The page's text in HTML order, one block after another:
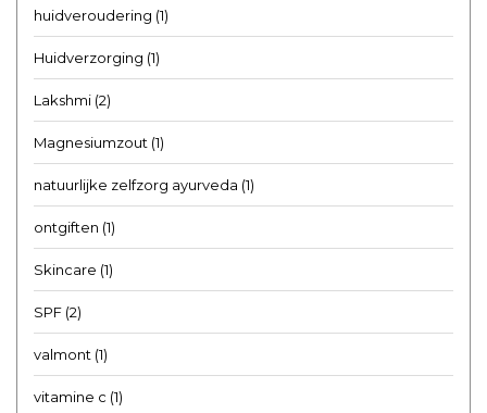
huidveroudering (1)
Huidverzorging (1)
Lakshmi (2)
Magnesiumzout (1)
natuurlijke zelfzorg ayurveda (1)
ontgiften (1)
Skincare (1)
SPF (2)
valmont (1)
vitamine c (1)